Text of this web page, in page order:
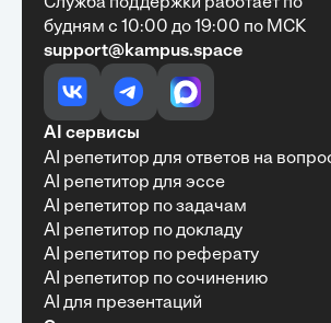
Очень быстро, недорого,
доступно
Алексей Антонов•27 мая, 2025
Обучение с Кампус Хаб — очень
полезной информации. Рекомендую
Рекомендую Кампус АИ всем,
учиться эффективно и с
Марина Щербакова
будням с 10:00 до 19:00 по МСК
support@kampus.space
AI сервисы
AI репетитор для ответов на
AI репетитор для эссе
AI репетитор по задачам
AI репетитор по докладу
AI репетитор по реферату
AI репетитор по сочинению
AI для презентаций